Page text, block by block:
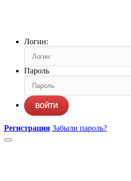
Логин:
Пароль
ВОЙТИ
Регистрация Забыли пароль?